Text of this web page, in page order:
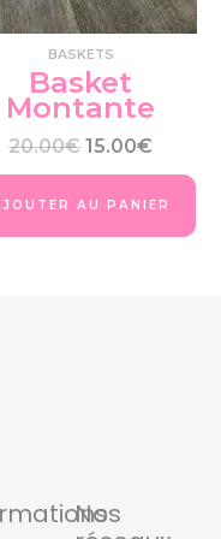
BASKETS
Basket
Montante
20.00€ 15.00€
AU PANIER
Nos